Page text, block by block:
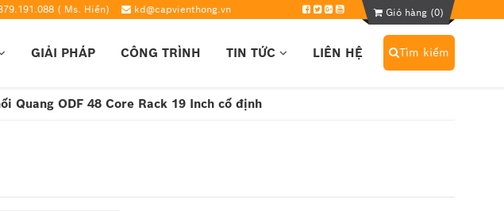
( Ms. Hiền) kd@capvienthong.vn Giỏ hàng (0)
GIẢI PHÁP CÔNG TRÌNH TIN TỨC LIÊN HỆ Tìm kiếm
Quang ODF 48 Core Rack 19 Inch cố định